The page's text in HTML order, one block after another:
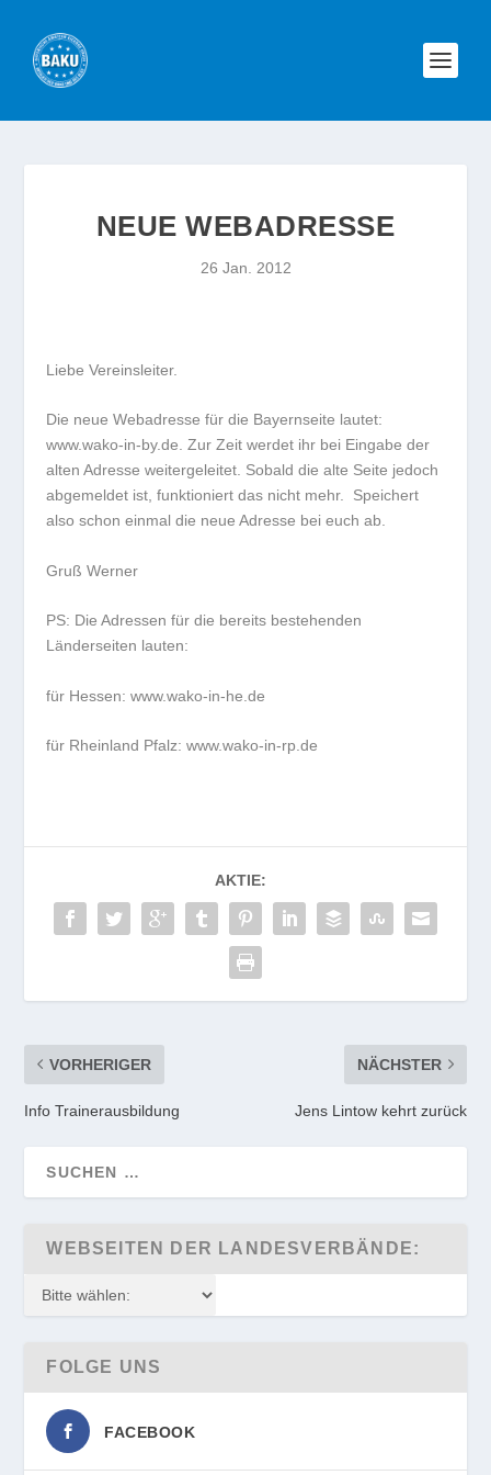
NEUE WEBADRESSE
26 Jan. 2012
Liebe Vereinsleiter.
Die neue Webadresse für die Bayernseite lautet:
www.wako-in-by.de. Zur Zeit werdet ihr bei Eingabe der
alten Adresse weitergeleitet. Sobald die alte Seite jedoch
abgemeldet ist, funktioniert das nicht mehr. Speichert
also schon einmal die neue Adresse bei euch ab.
Gruß Werner
PS: Die Adressen für die bereits bestehenden
Länderseiten lauten:
für Hessen: www.wako-in-he.de
für Rheinland Pfalz: www.wako-in-rp.de
AKTIE:
VORHERIGER
Info Trainerausbildung
NÄCHSTER
Jens Lintow kehrt zurück
WEBSEITEN DER LANDESVERBÄNDE:
FOLGE UNS
FACEBOOK